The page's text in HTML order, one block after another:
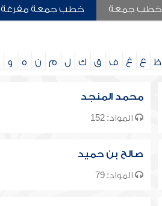
خطب جمعة خطب جمعة مفرغة
ظ ع غ ف ق ك ل م ن ه و
محمد المنجد
المواد: 152
صالح بن حميد
المواد: 79